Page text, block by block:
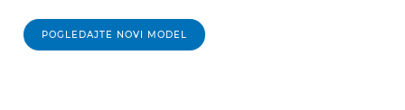
POGLEDAJTE NOVI MODEL